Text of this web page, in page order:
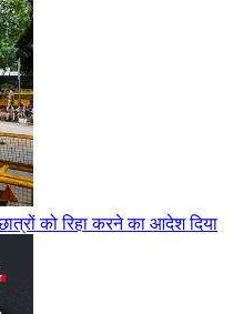
को रिहा करने का आदेश दिया